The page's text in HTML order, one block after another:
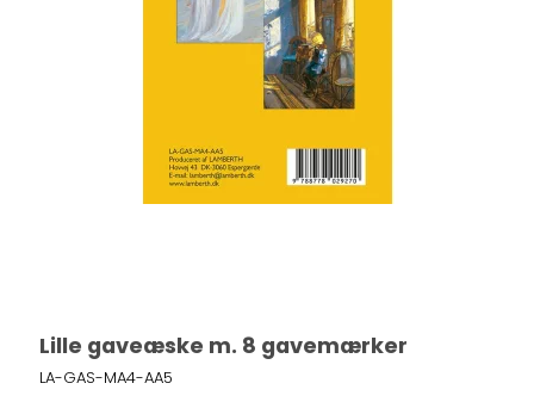
Lille gaveæske m. 8 gavemærker
LA-GAS-MA4-AA5